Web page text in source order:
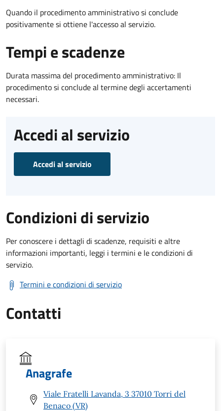
Quando il procedimento amministrativo si conclude
positivamente si ottiene l'accesso al servizio.
Tempi e scadenze
Durata massima del procedimento amministrativo: Il
procedimento si conclude al termine degli accertamenti
necessari.
Accedi al servizio
Accedi al servizio
Condizioni di servizio
Per conoscere i dettagli di scadenze, requisiti e altre
informazioni importanti, leggi i termini e le condizioni di
servizio.
Termini e condizioni di servizio
Contatti
Anagrafe
Viale Fratelli Lavanda, 3 37010 Torri del
Benaco (VR)